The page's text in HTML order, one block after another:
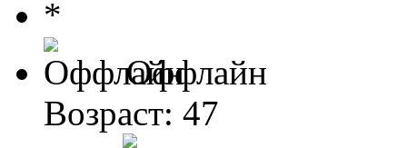
Оффлайн
Возраст: 47